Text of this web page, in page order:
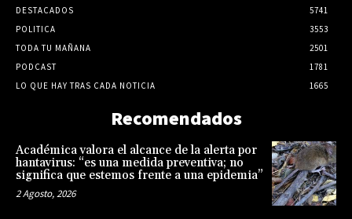
DESTACADOS
5741
POLITICA
3553
TODA TU MAÑANA
2501
PODCAST
1781
LO QUE HAY TRAS CADA NOTICIA
1665
Recomendados
Académica valora el alcance de la alerta por
hantavirus: “es una medida preventiva; no
significa que estemos frente a una epidemia”
2 Agosto, 2026